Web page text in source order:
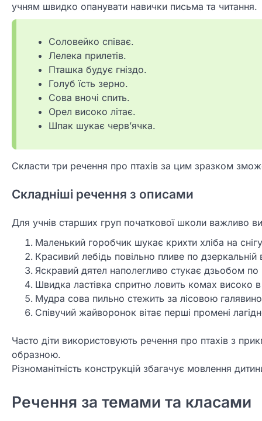
учням швидко опанувати навички письма та читання.
Соловейко співає.
Лелека прилетів.
Пташка будує гніздо.
Голуб їсть зерно.
Сова вночі спить.
Орел високо літає.
Шпак шукає черв’ячка.
Скласти три речення про птахів за цим зразком
Складніші речення з описами
Для учнів старших груп початкової школи важливо
Маленький горобчик шукає крихти хліба на
Красивий лебідь повільно пливе по дзеркальній
Яскравий дятел наполегливо стукає дзьобом по
Швидка ластівка спритно ловить комах високо в
Мудра сова пильно стежить за лісовою
Співучий жайворонок вітає перші промені
Часто діти використовують речення про птахів з
образною.
Різноманітність конструкцій збагачує мовлення
Речення за темами та класами